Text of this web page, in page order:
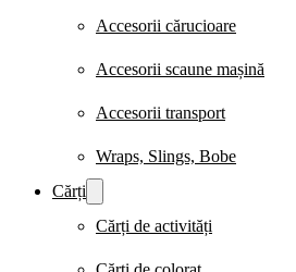
Accesorii cărucioare
Accesorii scaune mașină
Accesorii transport
Wraps, Slings, Bobe
Cărți
Cărți de activități